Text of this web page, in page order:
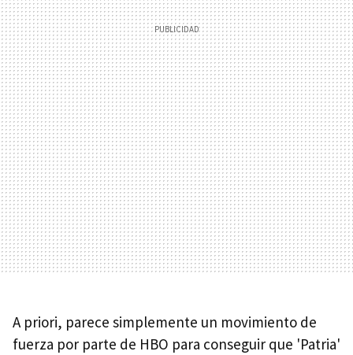
A priori, parece simplemente un movimiento de
fuerza por parte de HBO para conseguir que 'Patria'